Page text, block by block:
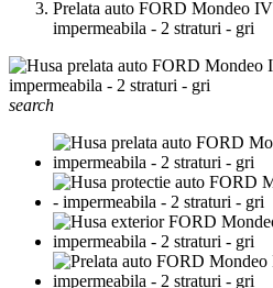
Prelata auto FORD Mondeo
impermeabila - 2 straturi - gri
search